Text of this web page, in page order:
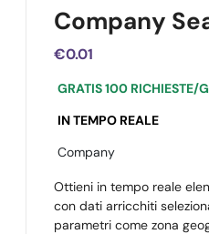
Company
€0.01
GRATIS 100 RICHIESTE/
IN TEMPO REALE
Company
Ottieni in tempo reale
con dati arricchiti
parametri come zona